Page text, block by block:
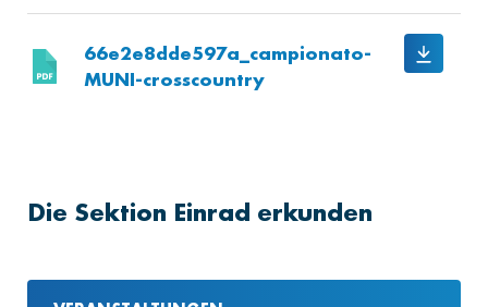
66e2e8dde597a_campionato-
MUNI-crosscountry
Die Sektion Einrad erkunden